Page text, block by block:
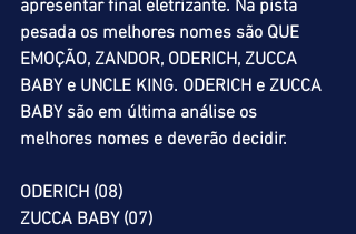
apresentar final eletrizante. Na pista
pesada os melhores nomes são QUE
EMOÇÃO, ZANDOR, ODERICH, ZUCCA
BABY e UNCLE KING. ODERICH e ZUCCA
BABY são em última análise os
melhores nomes e deverão decidir.
ODERICH (08)
ZUCCA BABY (07)